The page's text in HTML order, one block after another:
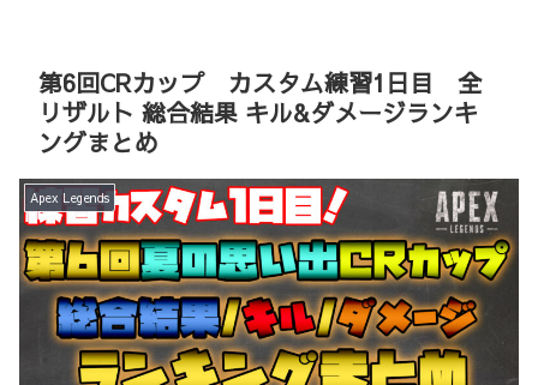
第6回CRカップ カスタム練習1日目 全
リザルト 総合結果 キル&ダメージランキ
ングまとめ
Apex Legends